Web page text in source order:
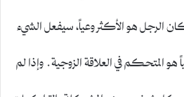
الرجل هو الأكثر وعياً، سيفعل الشيء
المتحكم في العلاقة الزوجية. وإذا لم